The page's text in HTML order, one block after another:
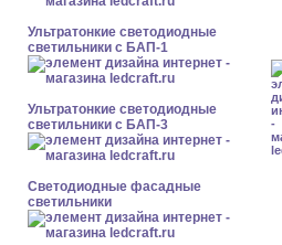
Ультратонкие светодиодные
светильники с БАП-1
Ультратонкие светодиодные
светильники с БАП-3
Светодиодные фасадные
светильники